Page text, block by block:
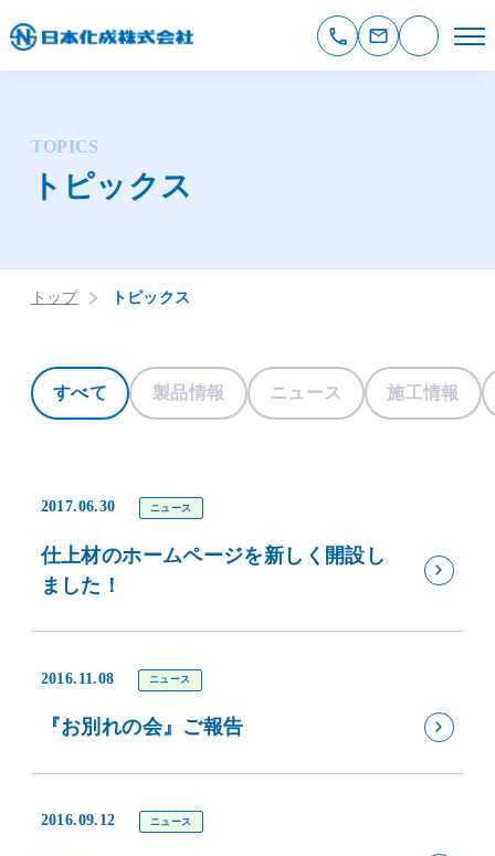
TOPICS
トピックス
トップ トピックス
すべて 製品情報 ニュース 施工情報
2017.06.30 ニュース
仕上材のホームページを新しく開設し
ました！
2016.11.08 ニュース
『お別れの会』ご報告
2016.09.12 ニュース